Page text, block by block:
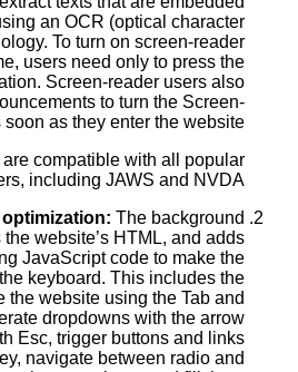
an OCR (optical character
To turn on screen-reader
users need only to press the
Screen-reader users also
to turn the Screen-
as they enter the website.
compatible with all popular
including JAWS and NVDA.
The background
website’s HTML, and adds
JavaScript code to make the
keyboard. This includes the
the website using the Tab and
dropdowns with the arrow
Esc, trigger buttons and links
navigate between radio and